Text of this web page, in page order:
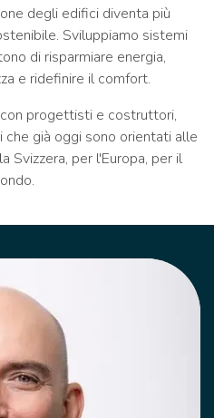
degli edifici diventa più
Sviluppiamo sistemi
di risparmiare energia,
e ridefinire il comfort.
progettisti e costruttori,
già oggi sono orientati alle
Svizzera, per l'Europa, per il